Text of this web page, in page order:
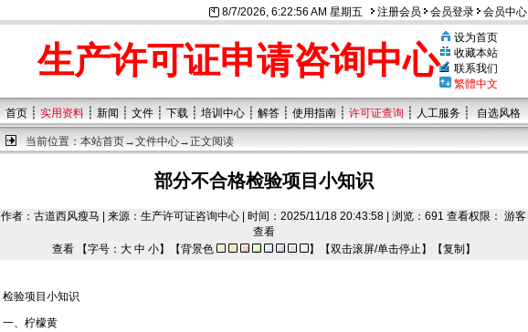
8/7/2026, 6:22:56 AM 星期五 注册会员 会员登录 会员中心
生产许可证申请咨询中心
设为首页
收藏本站
联系我们
繁體中文
首页 ┊ 实用资料 ┊ 新闻 ┊ 文件 ┊ 下载 ┊ 培训中心 ┊ 解答 ┊ 使用指南 ┊ 许可证查询 ┊ 人工服务 ┊ 自选风格
当前位置： 本站首页→文件中心→正文阅读
部分不合格检验项目小知识
作者：古道西风瘦马 | 来源：生产许可证咨询中心 | 时间：2025/11/18 20:43:58 | 浏览：691 查看权限： 游客
查看
查看 【字号： 大 中 小】【背景色 】【双击滚屏/单击停止】【复制 】
检验项目小知识
一、柠檬黄